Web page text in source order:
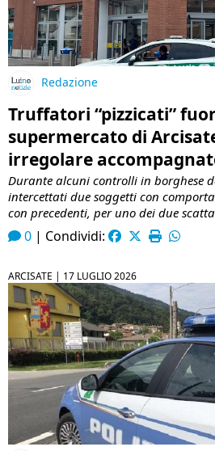
Redazione
Truffatori “pizzicati”
supermercato di
irregolare
Durante alcuni controlli in borghese
intercettati due soggetti con
con precedenti, per uno dei due
0 | Condividi:
ARCISATE | 17 LUGLIO 2026